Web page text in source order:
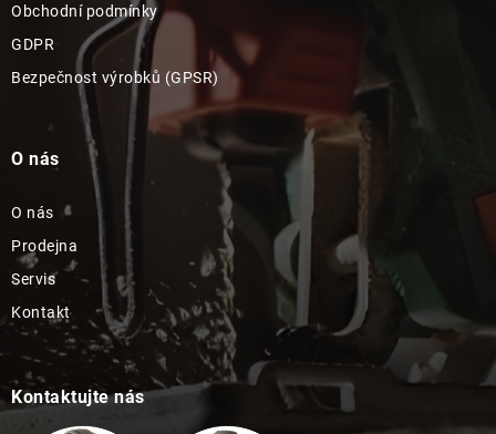
Obchodní podmínky
GDPR
Bezpečnost výrobků (GPSR)
O nás
O nás
Prodejna
Servis
Kontakt
Kontaktujte nás